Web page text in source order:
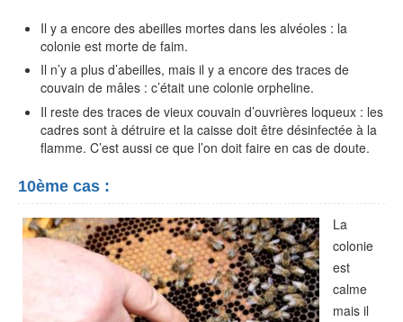
Il y a encore des abeilles mortes dans les alvéoles : la
colonie est morte de faim.
Il n’y a plus d’abeilles, mais il y a encore des traces de
couvain de mâles : c’était une colonie orpheline.
Il reste des traces de vieux couvain d’ouvrières loqueux : les
cadres sont à détruire et la caisse doit être désinfectée à la
flamme. C’est aussi ce que l’on doit faire en cas de doute.
10ème cas :
La
colonie
est
calme
mais il